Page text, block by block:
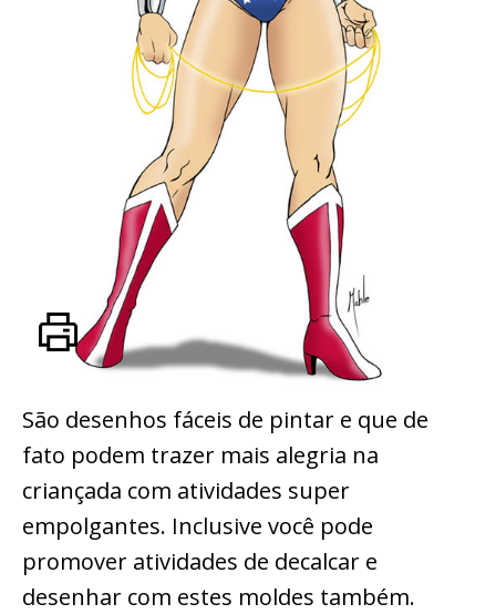
São desenhos fáceis de pintar e que de
fato podem trazer mais alegria na
criançada com atividades super
empolgantes. Inclusive você pode
promover atividades de decalcar e
desenhar com estes moldes também.